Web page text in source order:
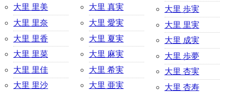
大里 里美
大里 里奈
大里 里香
大里 里菜
大里 里佳
大里 里沙
大里 真実
大里 愛実
大里 夏実
大里 麻実
大里 希実
大里 亜実
大里 歩実
大里 里実
大里 成実
大里 歩夢
大里 杏実
大里 杏寿